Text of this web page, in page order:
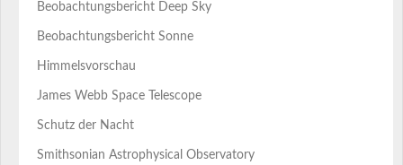
Beobachtungsbericht Deep Sky
Beobachtungsbericht Sonne
Himmelsvorschau
James Webb Space Telescope
Schutz der Nacht
Smithsonian Astrophysical Observatory